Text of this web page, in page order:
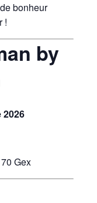
bonheur
!
by
2026
Gex